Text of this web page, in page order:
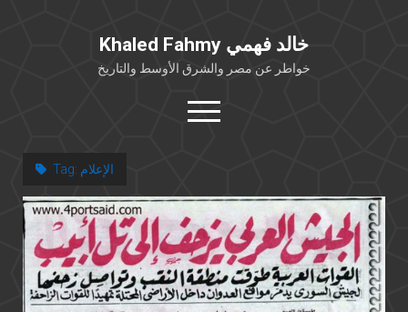
Khaled Fahmy خالد فهمي
خواطر عن مصر والشرق الأوسط والتاريخ
open
menu
كتابات أكاديمية
مقالات صحافية
بوستات من فيسبوك
Tag: الإعلام